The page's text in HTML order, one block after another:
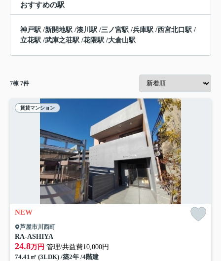
おすすめの駅
神戸駅 /新開地駅 /湊川駅 /三ノ宮駅 /兵庫駅 /西宮北口駅 /
立花駅 /武庫之荘駅 /花隈駅 /大倉山駅
7棟 7件
賃貸マンション
NEW
芦屋市川西町
RA-ASHIYA
24.8万円 管理/共益費10,000円
74.41㎡ (3LDK) /築2年 /4階建